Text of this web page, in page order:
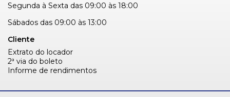
Segunda à Sexta das 09:00 às 18:00
Sábados das 09:00 às 13:00
Cliente
Extrato do locador
2ª via do boleto
Informe de rendimentos